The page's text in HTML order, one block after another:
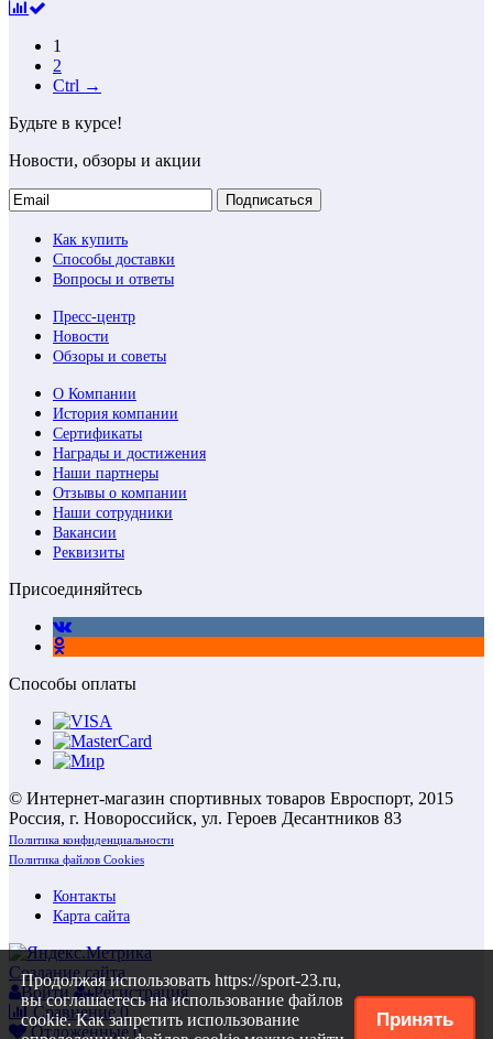
1
2
Ctrl →
Продолжая использовать https://sport-23.ru,
вы соглашаетесь на использование файлов
cookie. Как запретить использование
Принять
Будьте в курсе!
Новости, обзоры и акции
Подписаться
Как купить
Способы доставки
Вопросы и ответы
Пресс-центр
Новости
Обзоры и советы
О Компании
История компании
Сертификаты
Награды и достижения
Наши партнеры
Отзывы о компании
Наши сотрудники
Вакансии
Реквизиты
Присоединяйтесь
Способы оплаты
© Интернет-магазин спортивных товаров Евроспорт, 2015
Россия, г. Новороссийск, ул. Героев Десантников 83
Политика конфиденциальности
Политика файлов Cookies
Контакты
Карта сайта
Создание сайта
Войти
Регистрация
Сравнение 0
Отложенные 0